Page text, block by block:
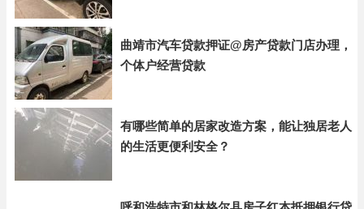
曲靖市汽车贷款押证@房产贷款门店办理，
个体户经营贷款
有哪些简单的居家改造方案，能让独居老人
的生活更便利安全？